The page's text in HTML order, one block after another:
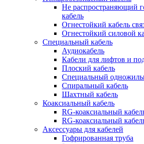
Не распространяющий
кабель
Огнестойкий кабель
Огнестойкий силовой
Специальный кабель
Аудиокабель
Кабели для лифтов и
Плоский кабель
Специальный
Спиральный кабель
Шахтный кабель
Коаксиальный кабель
RG-коаксиальный
RG-коаксиальный
Аксессуары для кабелей
Гофрированная труба